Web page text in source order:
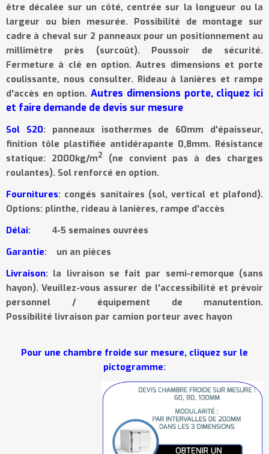
être décalée sur un côté, centrée sur la longueur ou la
largeur ou bien mesurée. Possibilité de montage sur
cadre à cheval sur 2 panneaux pour un positionnement au
millimètre près (surcoût). Poussoir de sécurité.
Fermeture à clé en option. Autres dimensions et porte
coulissante, nous consulter. Rideau à lanières et rampe
d'accès en option.Autres dimensions porte, cliquez ici
et faire demande de devis sur mesure
Sol S20: panneaux isothermes de 60mm d'épaisseur,
finition tôle plastifiée antidérapante 0,8mm. Résistance
statique: 2000kg/m2
(ne convient pas à des charges
roulantes). Sol renforcé en option.
Fournitures: congés sanitaires (sol, vertical et plafond).
Options: plinthe, rideau à lanières, rampe d'accès
Délai: 4-5 semaines ouvrées
Garantie:
un an pièces
Livraison: la livraison se fait par semi-remorque (sans
hayon). Veuillez-vous assurer de l'accessibilité et prévoir
personnel / équipement de manutention.
Possibilité livraison par camion porteur avec hayon
Pour une chambre froide sur mesure, cliquez sur le
pictogramme: